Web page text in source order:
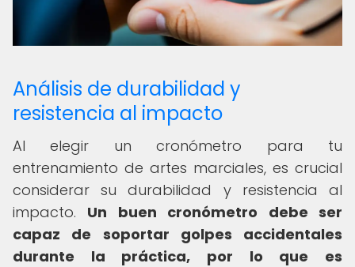
Análisis de durabilidad y
resistencia al impacto
Al elegir un cronómetro para tu
entrenamiento de artes marciales, es crucial
considerar su durabilidad y resistencia al
impacto. Un buen cronómetro debe ser
capaz de soportar golpes accidentales
durante la práctica, por lo que es